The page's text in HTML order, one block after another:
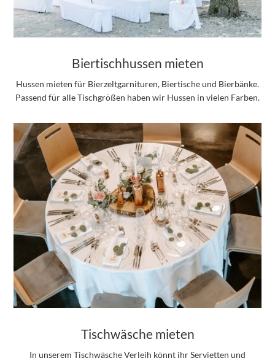
Biertischhussen mieten
Hussen mieten für Bierzeltgarnituren, Biertische und Bierbänke.
Passend für alle Tischgrößen haben wir Hussen in vielen Farben.
Tischwäsche mieten
In unserem Tischwäsche Verleih könnt ihr Servietten und